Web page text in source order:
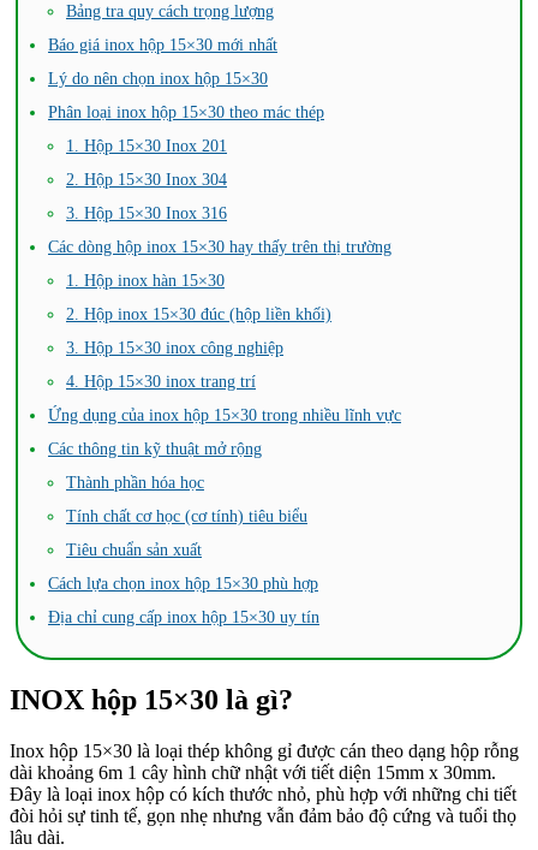
Bảng tra quy cách trọng lượng
Báo giá inox hộp 15×30 mới nhất
Lý do nên chọn inox hộp 15×30
Phân loại inox hộp 15×30 theo mác thép
1. Hộp 15×30 Inox 201
2. Hộp 15×30 Inox 304
3. Hộp 15×30 Inox 316
Các dòng hộp inox 15×30 hay thấy trên thị trường
1. Hộp inox hàn 15×30
2. Hộp inox 15×30 đúc (hộp liền khối)
3. Hộp 15×30 inox công nghiệp
4. Hộp 15×30 inox trang trí
Ứng dụng của inox hộp 15×30 trong nhiều lĩnh vực
Các thông tin kỹ thuật mở rộng
Thành phần hóa học
Tính chất cơ học (cơ tính) tiêu biểu
Tiêu chuẩn sản xuất
Cách lựa chọn inox hộp 15×30 phù hợp
Địa chỉ cung cấp inox hộp 15×30 uy tín
INOX hộp 15×30 là gì?
Inox hộp 15×30 là loại thép không gỉ được cán theo dạng hộp rỗng
dài khoảng 6m 1 cây hình chữ nhật với tiết diện 15mm x 30mm.
Đây là loại inox hộp có kích thước nhỏ, phù hợp với những chi tiết
đòi hỏi sự tinh tế, gọn nhẹ nhưng vẫn đảm bảo độ cứng và tuổi thọ
lâu dài.